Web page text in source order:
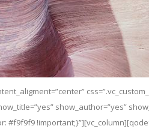
show_author=”yes”
#f9f9f9